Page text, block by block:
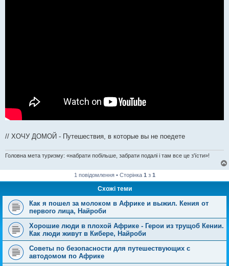
// ХОЧУ ДОМОЙ - Путешествия, в которые вы не поедете
Головна мета туризму: «набрати побільше, забрати подалі і там все це з'їсти»!
1 повідомлення • Сторінка 1 з 1
Схожі теми
Как я пошел за молоком в Африке и выжил. Кения от
первого лица, Найроби
Хорошие люди в плохой Африке - Герои из трущоб Кении.
Как люди живут в Кибере, Найроби
Советы по безопасности для путешествующих с
автодомом по Африке